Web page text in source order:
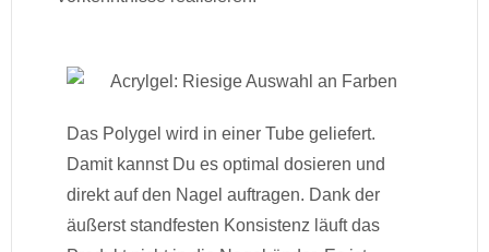
Das Polygel wird in einer Tube geliefert.
Damit kannst Du es optimal dosieren und
direkt auf den Nagel auftragen. Dank der
äußerst standfesten Konsistenz läuft das